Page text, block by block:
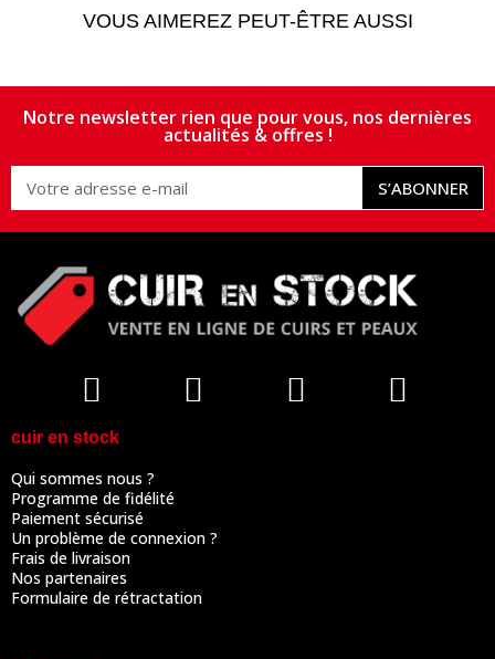
VOUS AIMEREZ PEUT-ÊTRE AUSSI
Notre newsletter rien que pour vous, nos dernières
actualités & offres !
S’ABONNER
cuir en stock
Qui sommes nous ?
Programme de fidélité
Paiement sécurisé
Un problème de connexion ?
Frais de livraison
Nos partenaires
Formulaire de rétractation